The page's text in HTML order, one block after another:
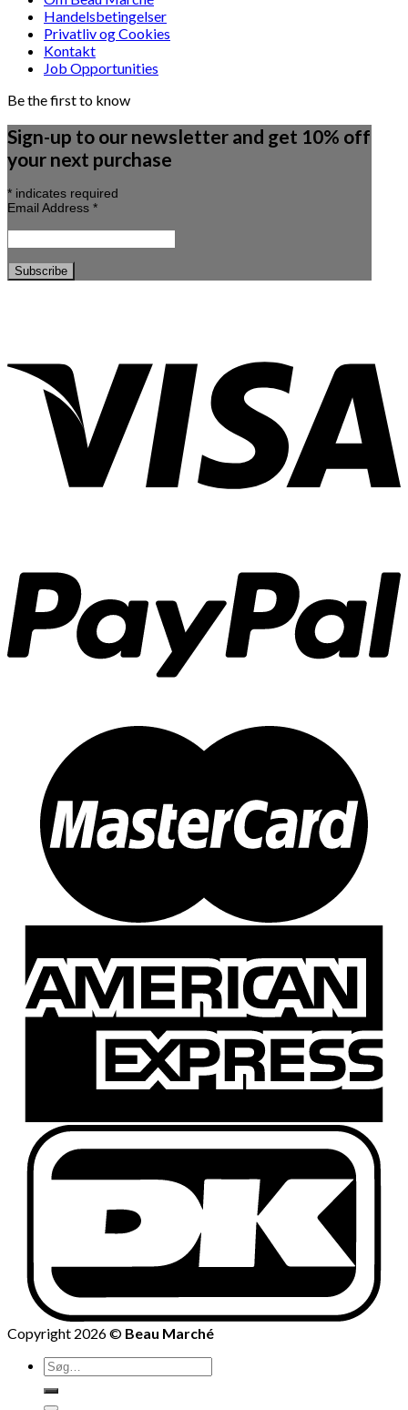
Handelsbetingelser
Privatliv og Cookies
Kontakt
Job Opportunities
Be the first to know
Sign-up to our newsletter and get 10% off
your next purchase
* indicates required
Email Address *
Copyright 2026 © Beau Marché
Søg
efter: